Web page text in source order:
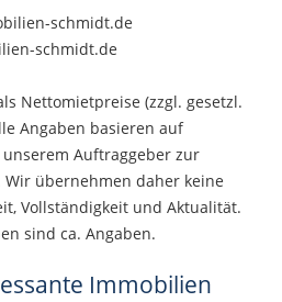
schmidt.de
schmidt.de
Nettomietpreise (zzgl. gesetzl.
Angaben basieren auf
Auftraggeber zur
übernehmen daher keine
Vollständigkeit und Aktualität.
sind ca. Angaben.
Immobilien